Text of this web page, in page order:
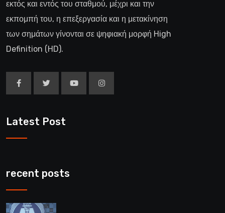
εκτός και εντός του σταθμού, μέχρι και την
εκπομπή του, η επεξεργασία και η μετακίνηση
των σημάτων γίνονται σε ψηφιακή μορφή High
Definition (HD).
Latest Post
recent posts